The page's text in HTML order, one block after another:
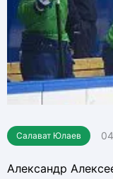
Салават Юлаев
Александр